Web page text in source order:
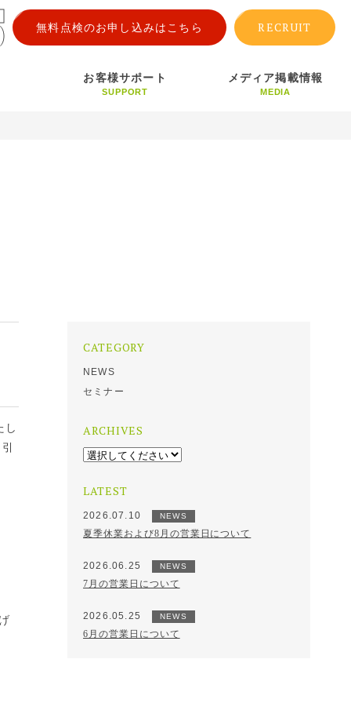
無料点検のお申し込みはこちら RECRUIT
お客様サポート
SUPPORT
メディア掲載情報
MEDIA
し
CATEGORY
NEWS
セミナー
ARCHIVES
LATEST
2026.07.10 NEWS
夏季休業および8月の営業日について
2026.06.25 NEWS
7月の営業日について
2026.05.25 NEWS
6月の営業日について